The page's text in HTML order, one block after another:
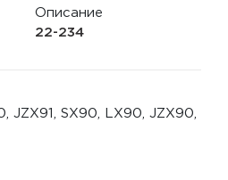
Описание
22-234
SX90, LX90, JZX90,